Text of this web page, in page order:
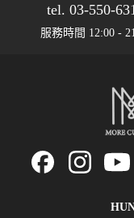
tel. 03-550-
服務時間 12:00 -